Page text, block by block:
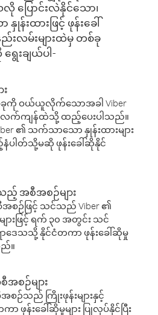
ပြောင်းလဲနိုင်သော၊
းထားဖြင့် ဖုန်းခေါ်
လမ်းများထဲမှ တစ်ခု
ေးချယ်ပါ-
ကို ဝယ်ယူလိုက်သောအခါ Viber
လက်ကျန်ထဲသို့ ထည့်ပေးပါသည်။
၏ သက်သာသော နှုန်းထားများ
နံပါတ်သို့မဆို ဖုန်းခေါ်ဆိုနိုင်
ည့် အစီအစဉ်များ
အစဉ်ဖြင့် သင်သည် Viber ၏
ားဖြင့် ရက် ၃၀ အတွင်း သင်
ေသသို့ နိုင်ငံတကာ ဖုန်းခေါ်ဆိုမှု
။
အစဉ်များ
စဉ်သည် ကြိုးဖုန်းများနှင့်
ာ ဖုန်းခေါ်ဆိုမှုများ ပြုလုပ်နိုင်ပြီး